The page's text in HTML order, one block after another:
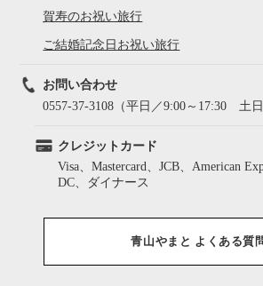
賀寿のお祝い旅行
ご結婚記念日お祝い旅行
お問い合わせ
0557-37-3108（平日／9:00～17:30 土日
クレジットカード
Visa、Mastercard、JCB、American
DC、ダイナース
青山やまと よくある質